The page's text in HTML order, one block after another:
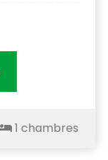
1 chambres